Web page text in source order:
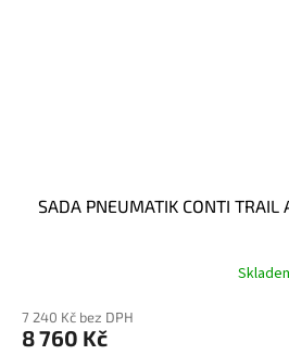
SADA PNEUMATIK CONTI TRAIL
7 240 Kč bez DPH
8 760 Kč